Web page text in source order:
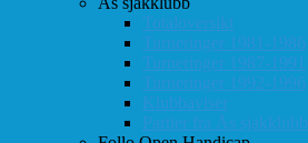
Totaloversikt
Turneringer 1981-1986
Turneringer 1987-1991
Turneringer 1992-1996
Klubbaviser
Partier fra Ås sjakklubb